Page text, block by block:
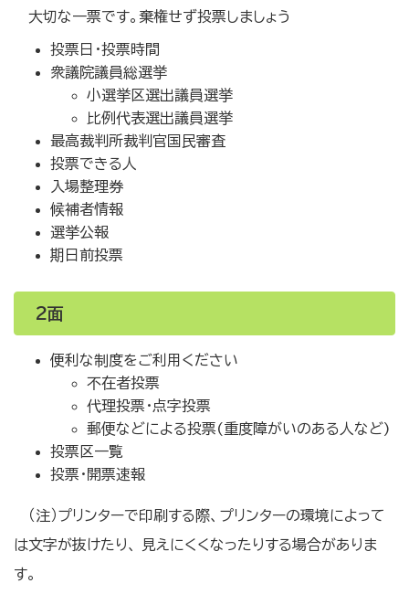
大切な一票です。棄権せず投票しましょう
投票日・投票時間
衆議院議員総選挙
小選挙区選出議員選挙
比例代表選出議員選挙
最高裁判所裁判官国民審査
投票できる人
入場整理券
候補者情報
選挙公報
期日前投票
2面
便利な制度をご利用ください
不在者投票
代理投票・点字投票
郵便などによる投票(重度障がいのある人など)
投票区一覧
投票・開票速報
（注）プリンターで印刷する際、プリンターの環境によって
は文字が抜けたり、 見えにくくなったりする場合がありま
す。